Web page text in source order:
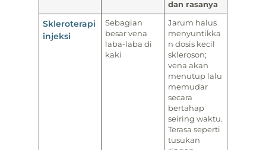
dan rasanya
Skleroterapi
injeksi
Sebagian
besar vena
laba-laba di
kaki
Jarum halus
menyuntikka
n dosis kecil
skleroson;
vena akan
menutup lalu
memudar
secara
bertahap
seiring waktu.
Terasa seperti
tusukan